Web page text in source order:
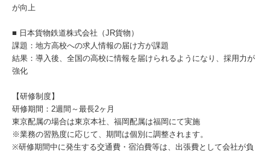
が向上
■ 日本貨物鉄道株式会社（JR貨物）
課題：地方高校への求人情報の届け方が課題
結果：導入後、全国の高校に情報を届けられるようになり、採用力が
強化
【研修制度】
研修期間：2週間～最長2ヶ月
東京配属の場合は東京本社、福岡配属は福岡にて実施
※業務の習熟度に応じて、期間は個別に調整されます。
※研修期間中に発生する交通費・宿泊費等は、出張費として会社が負